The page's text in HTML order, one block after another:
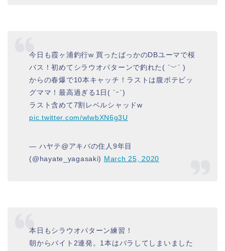
今日も霞ヶ浦釣行w 買ったばっかのDBユーマで桜
バス！初めてシラウオパターンで釣れた( ´﹀` )
からの春爆で10本キャッチ！ラストは腹ボテビッ
グママ！最高過ぎる1日( ´ｰ`)
ラスト含めて7割レベルシャッドw
pic.twitter.com/wlwbXN6g3U
— ハヤテ@アキバの住人9年目
(@hayate_yagasaki) March 25, 2020
本日もシラウオパターン練習！
朝からバイト2連発。1本はバラしてしまいました